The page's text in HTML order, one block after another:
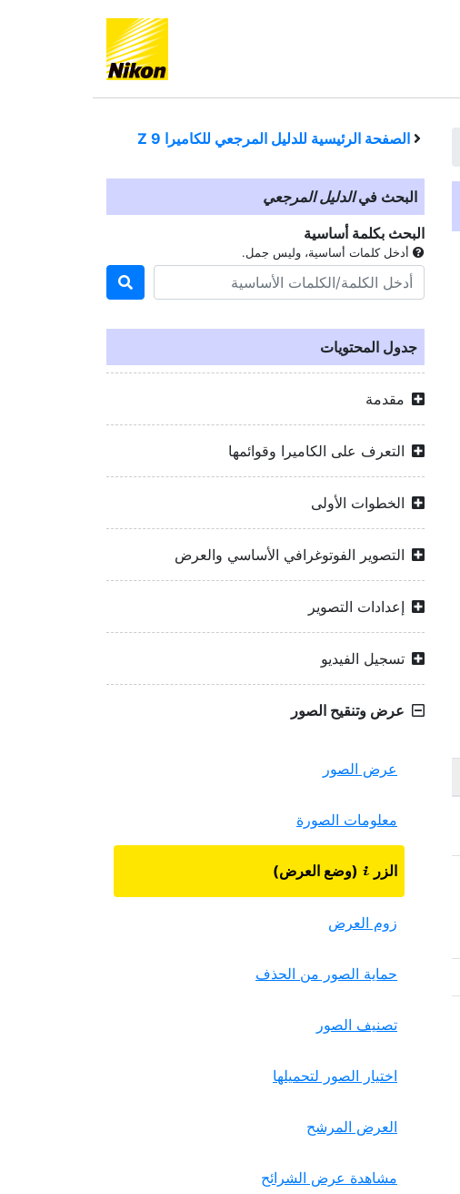
الصفحة الرئيسية للدليل المرجعي للكاميرا Z 9
البحث فيالدليل المرجعي
البحث بكلمة أساسية
أدخل كلمات أساسية، وليس جمل.
جدول المحتويات
مقدمة
التعرف على الكاميرا وقوائمها
الخطوات الأولى
التصوير الفوتوغرافي الأساسي والعرض
إعدادات التصوير
تسجيل الفيديو
عرض وتنقيح الصور
عرض الصور
معلومات الصورة
الزر i ‏(وضع العرض)‏
زوم العرض
حماية الصور من الحذف
تصنيف الصور
اختيار الصور لتحميلها
العرض المرشح
مشاهدة عرض الشرائح